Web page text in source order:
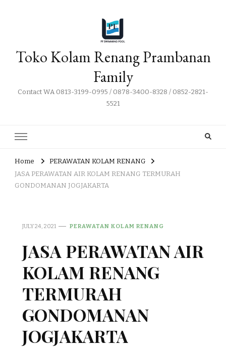
Toko Kolam Renang Prambanan
Family
Contact WA 0813-3199-0995 / 0878-3400-8328 / 0852-2821-
5521
Home
PERAWATAN KOLAM RENANG
JASA PERAWATAN AIR KOLAM RENANG TERMURAH
GONDOMANAN JOGJAKARTA
JULY 24, 2021 PERAWATAN KOLAM RENANG
JASA PERAWATAN AIR
KOLAM RENANG
TERMURAH
GONDOMANAN
JOGJAKARTA